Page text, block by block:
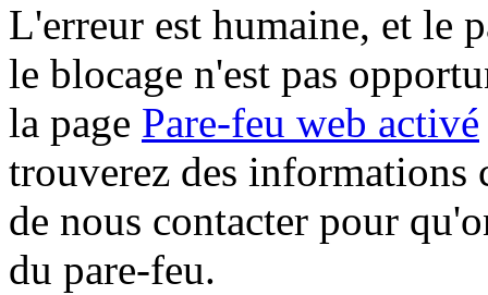
L'erreur est humaine, et le
le blocage n'est pas
la page Pare-feu web activé
trouverez des informations
de nous contacter pour
du pare-feu.